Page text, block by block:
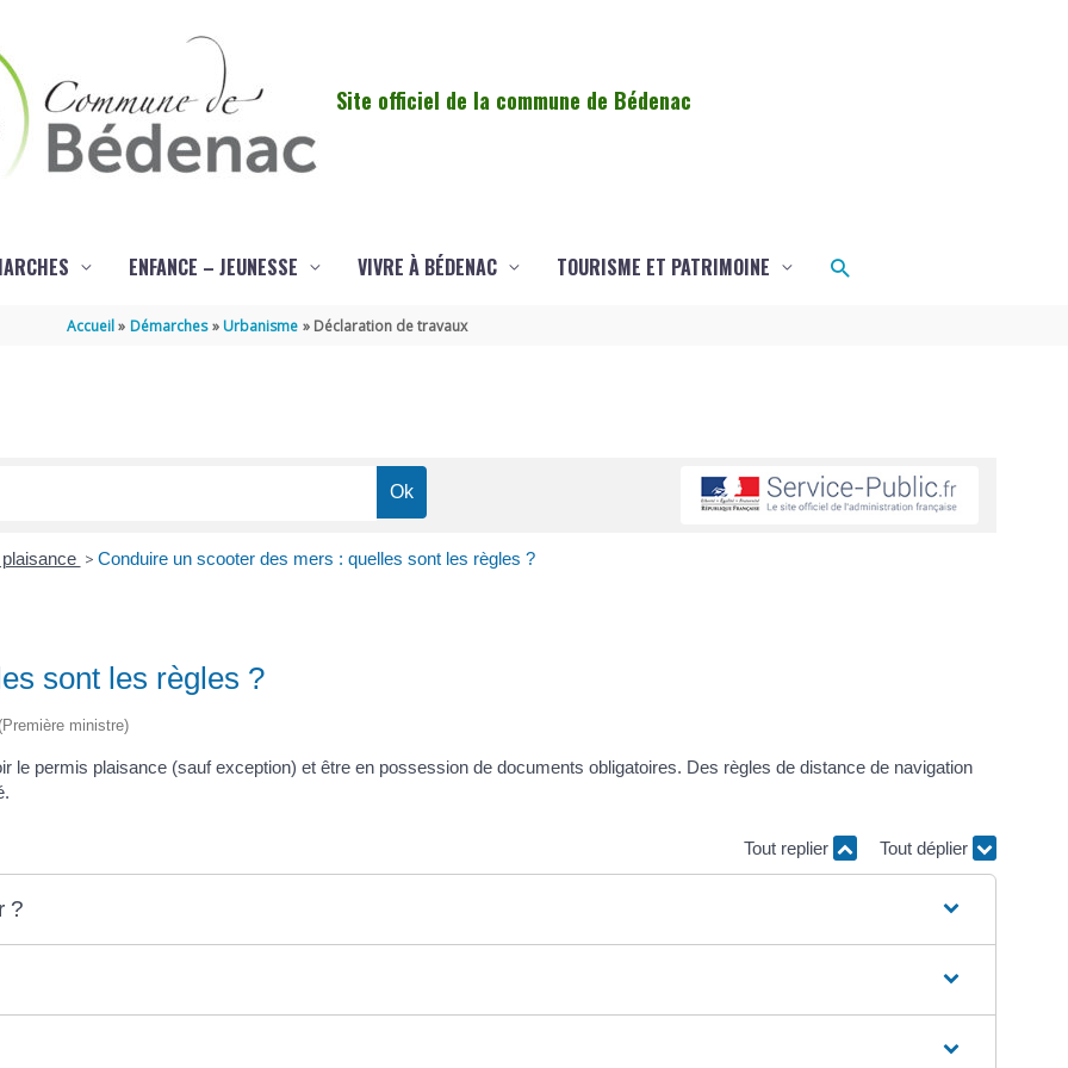
Site officiel de la commune de Bédenac
ENFANCE – JEUNESSE VIVRE À BÉDENAC TOURISME ET PATRIMOINE Rechercher
Accueil Démarches Urbanisme Déclaration de travaux
> Conduire un scooter des mers : quelles sont les règles ?
sont les règles ?
ministre)
le permis plaisance (sauf exception) et être en possession de documents obligatoires. Des règles de distance de navigation
Tout replier Tout déplier
?